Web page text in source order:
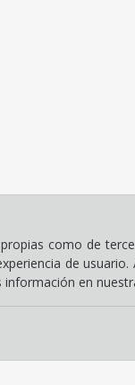
como de
de
en